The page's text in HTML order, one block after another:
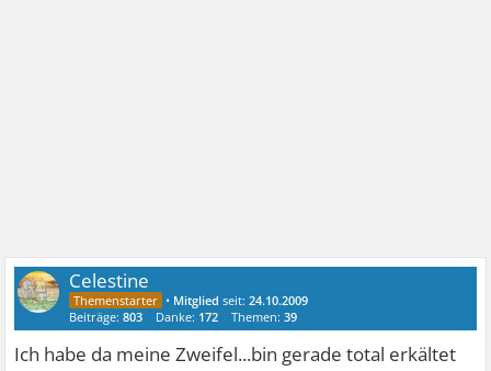
Celestine
• Mitglied seit:24.10.2009
Beiträge:803 Danke: 172 Themen:39
Ich habe da meine Zweifel...bin gerade total erkältet